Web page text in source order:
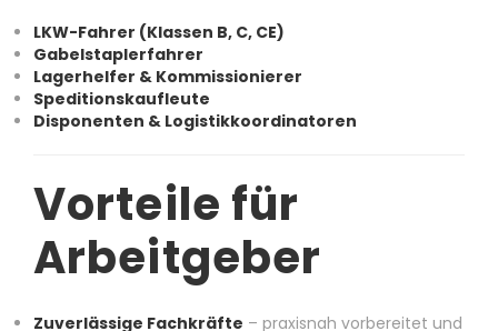
LKW-Fahrer (Klassen B, C, CE)
Gabelstaplerfahrer
Lagerhelfer & Kommissionierer
Speditionskaufleute
Disponenten & Logistikkoordinatoren
Vorteile für
Arbeitgeber
Zuverlässige Fachkräfte – praxisnah vorbereitet und